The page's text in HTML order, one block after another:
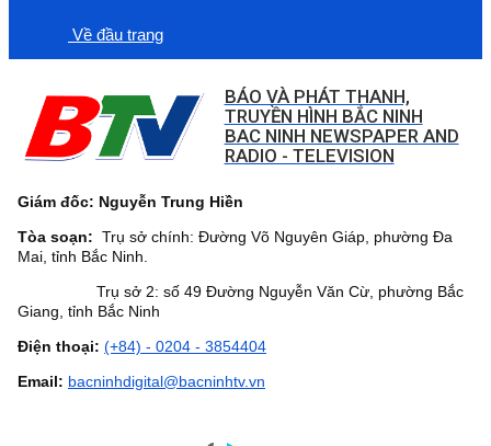
Về đầu trang
BÁO VÀ PHÁT THANH,
TRUYỀN HÌNH BẮC NINH
BAC NINH NEWSPAPER AND
RADIO - TELEVISION
Giám đốc: Nguyễn Trung Hiền
Tòa soạn: Trụ sở chính: Đường Võ Nguyên Giáp, phường Đa
Mai, tỉnh Bắc Ninh.
Trụ sở 2: số 49 Đường Nguyễn Văn Cừ, phường Bắc
Giang, tỉnh Bắc Ninh
Điện thoại: (+84) - 0204 - 3854404
Email: bacninhdigital@bacninhtv.vn